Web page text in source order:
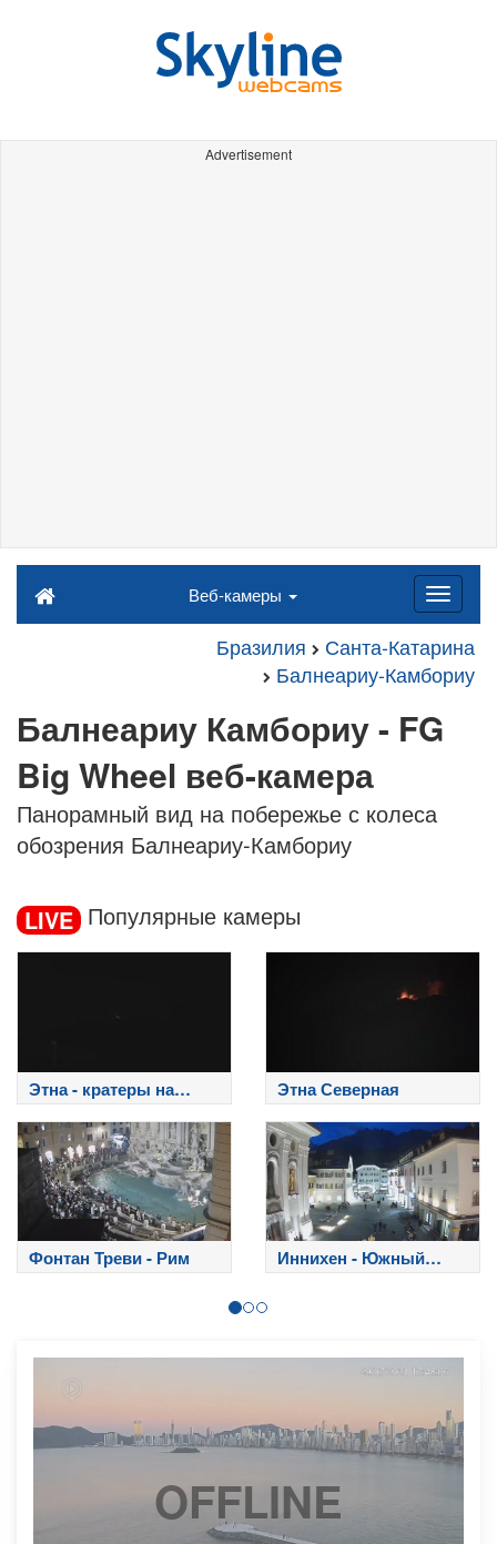
Advertisement
Веб-камеры
Бразилия
Санта-Катарина
Балнеариу-Камбориу
Балнеариу Камбориу - FG
Big Wheel веб-камера
Панорамный вид на побережье с колеса
обозрения Балнеариу-Камбориу
LIVE Популярные камеры
Этна - кратеры на
вершине
Этна Северная
Фонтан Треви - Рим
Иннихен - Южный
Тироль
OFFLINE